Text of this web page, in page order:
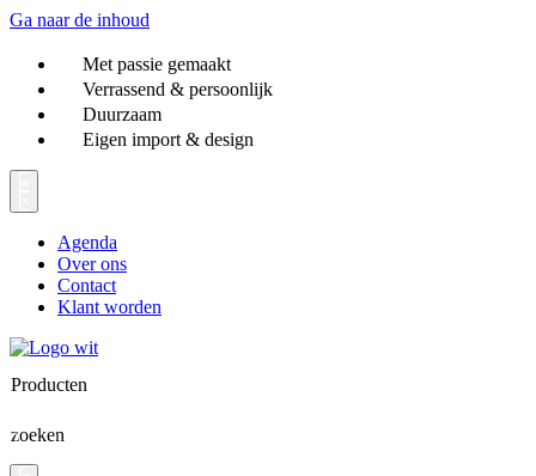
Ga naar de inhoud
Met passie gemaakt
Verrassend & persoonlijk
Duurzaam
Eigen import & design
Agenda
Over ons
Contact
Klant worden
Producten
zoeken